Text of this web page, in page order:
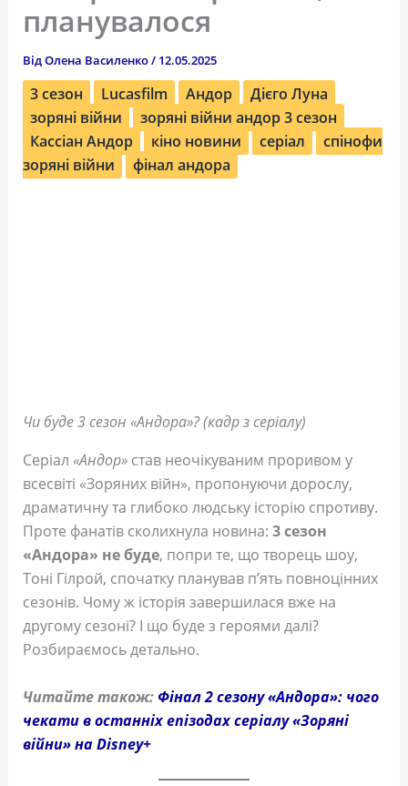
планувалося
ВідОлена Василенко/ 12.05.2025
3 сезон Lucasfilm Андор
Дієго Луна
зоряні війни
зоряні війни андор 3 сезон
Кассіан Андор
кіно новини серіал
спінофи
зоряні війни
фінал андора
Чи буде 3 сезон «Андора»? (кадр з серіалу)
Серіал «Андор»став неочікуваним проривом у
всесвіті «Зоряних війн», пропонуючи дорослу,
драматичну та глибоко людську історію спротиву.
Проте фанатів сколихнула новина: 3 сезон
«Андора» не буде, попри те, що творець шоу,
Тоні Гілрой, спочатку планував п’ять повноцінних
сезонів. Чому ж історія завершилася вже на
другому сезоні? І що буде з героями далі?
Розбираємось детально.
Читайте також: Фінал 2 сезону «Андора»: чого
чекати в останніх епізодах серіалу «Зоряні
війни» на Disney+